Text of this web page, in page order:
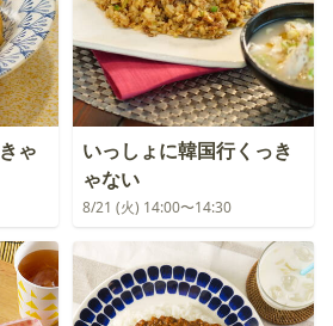
ゃ
いっしょに韓国行くっき
ゃない
8/21 (火) 14:00〜14:30